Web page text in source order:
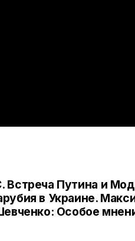
Путина и
в Украине.
Особое